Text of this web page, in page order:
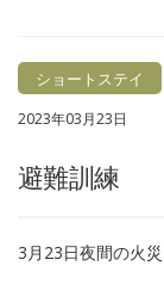
ショートステイ
2023年03月23日
避難訓練
3月23日夜間の火